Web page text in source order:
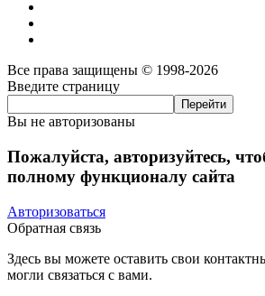
Все права защищены © 1998-2026
Введите страницу
Вы не авторизованы
Пожалуйста, авторизуйтесь,
полному функционалу сайта
Авторизоваться
Обратная связь
Здесь вы можете оставить свои
могли связаться с вами.